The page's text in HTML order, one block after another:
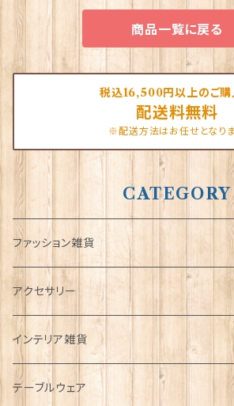
商品一覧に戻る
税込16,500円以上のご購
配送料無料
※配送方法はお任せとなり
CATEGORY
ファッション雑貨
タータンネクタイ
帽子
キャップ
Tシャツ
アクセサリー
ORTAK
ブローチ
インテリア雑貨
インテリア置物
テーブルウェア